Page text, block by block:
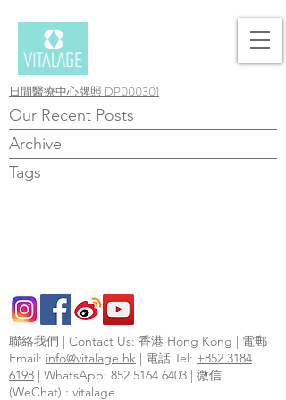
日間醫療中心牌照 DP000301
Our Recent Posts
Archive
Tags
聯絡我們 | Contact Us: 香港 Hong Kong | 電郵
Email: info@vitalage.hk | 電話 Tel: +852 3184
6198 | WhatsApp: 852 5164 6403 | 微信
(WeChat) : vitalage